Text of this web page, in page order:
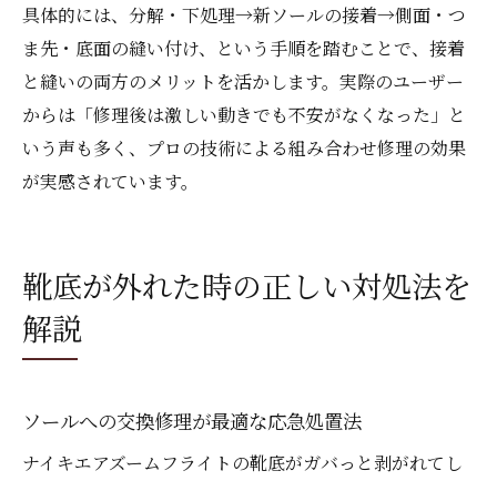
具体的には、分解・下処理→新ソールの接着→側面・つ
ま先・底面の縫い付け、という手順を踏むことで、接着
と縫いの両方のメリットを活かします。実際のユーザー
からは「修理後は激しい動きでも不安がなくなった」と
いう声も多く、プロの技術による組み合わせ修理の効果
が実感されています。
靴底が外れた時の正しい対処法を
解説
ソールへの交換修理が最適な応急処置法
ナイキエアズームフライトの靴底がガバっと剥がれてし